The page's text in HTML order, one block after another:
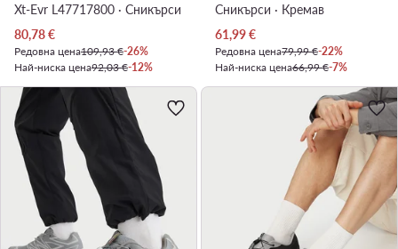
Xt-Evr L47717800 · Сникърси
Актуална цена
80,78€
Редовна цена109,93 €-26%
Най-ниска цена92,03 €-12%
Сникърси · Кремав
Актуална цена
61,99€
Редовна цена79,99 €-22%
Най-ниска цена66,99 €-7%